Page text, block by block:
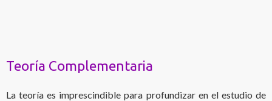
Teoría Complementaria
La teoría es imprescindible para profundizar en el estudio de